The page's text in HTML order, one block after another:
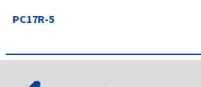
PC17R-5